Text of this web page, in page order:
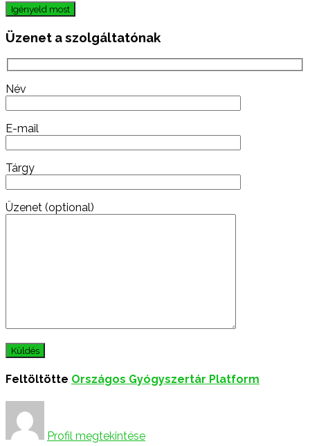
Igényeld most
Üzenet a szolgáltatónak
Név
E-mail
Tárgy
Üzenet (optional)
Feltöltötte Országos Gyógyszertár Platform
Profil megtekintése